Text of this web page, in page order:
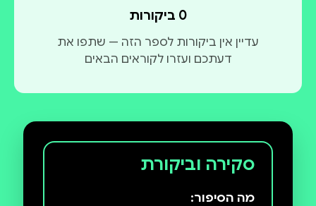
0 ביקורות
עדיין אין ביקורות לספר הזה — שתפו את
דעתכם ועזרו לקוראים הבאים
סקירה וביקורת
מה הסיפור: